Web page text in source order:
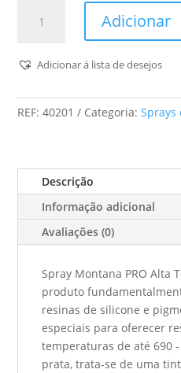
-
PRO
Alta
Preto
Adicionar
Adicionar á lista de desejos
REF:40201 Categoria:Sprays
Descrição
Informação adicional
Avaliações (0)
Spray Montana PRO Alta
produto
resinas de silicone e
especiais para oferecer
temperaturas de até 690 -
prata, trata-se de uma